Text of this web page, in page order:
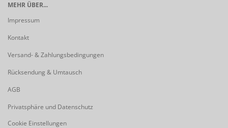
MEHR ÜBER...
Impressum
Kontakt
Versand- & Zahlungsbedingungen
Rücksendung & Umtausch
AGB
Privatsphäre und Datenschutz
Cookie Einstellungen